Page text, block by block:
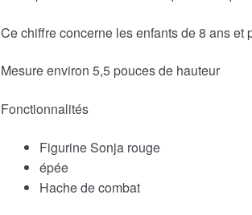
Ce chiffre concerne les enfants de 8 ans
Mesure environ 5,5 pouces de hauteur
Fonctionnalités
Figurine Sonja rouge
épée
Hache de combat